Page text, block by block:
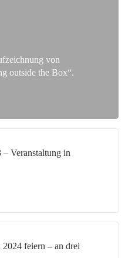
von
outside the Box“.
Veranstaltung in
2024 feiern – an drei